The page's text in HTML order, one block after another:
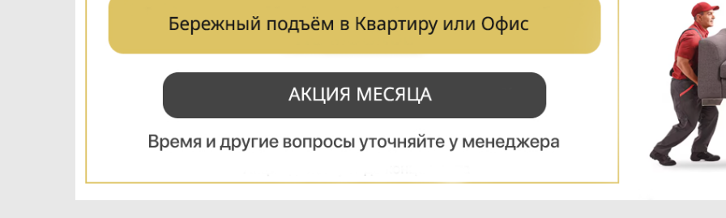
на 15000 руб.
Можно использовать:
При оплате изготовления мебели